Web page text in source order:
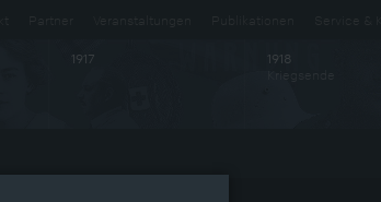
1917 1918